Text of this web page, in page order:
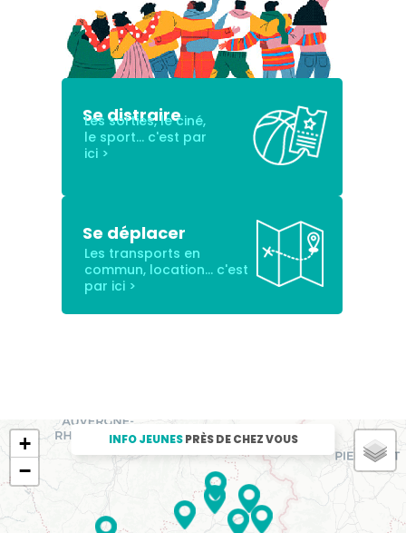
Se distraire
Se déplacer
INFO JEUNESPRÈS DE CHEZ VOUS
+
−